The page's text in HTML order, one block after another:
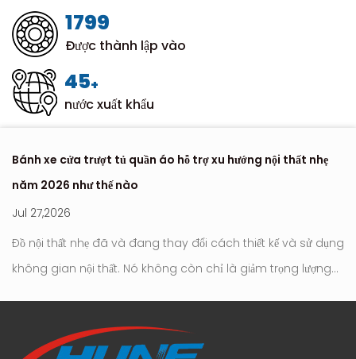
1999
Được thành lập vào
50+
nước xuất khẩu
Bánh xe cửa trượt tủ quần áo hỗ trợ xu hướng nội thất nhẹ
năm 2026 như thế nào
Jul 27,2026
Đồ nội thất nhẹ đã và đang thay đổi cách thiết kế và sử dụng
không gian nội thất. Nó không còn chỉ là giảm trọng lượng
hàng ngày, đặc biệt là về khả năng di chuyển, độ ổn định và